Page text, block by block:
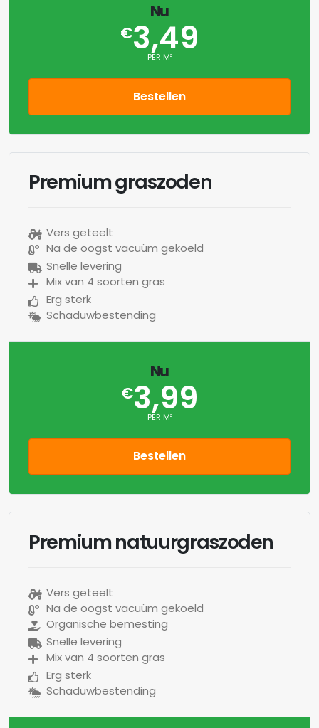
Nu
€3,49
PER M²
Bestellen
Premium graszoden
Vers geteelt
Na de oogst vacuüm gekoeld
Snelle levering
Mix van 4 soorten gras
Erg sterk
Schaduwbestending
Nu
€3,99
PER M²
Bestellen
Premium natuurgraszoden
Vers geteelt
Na de oogst vacuüm gekoeld
Organische bemesting
Snelle levering
Mix van 4 soorten gras
Erg sterk
Schaduwbestending